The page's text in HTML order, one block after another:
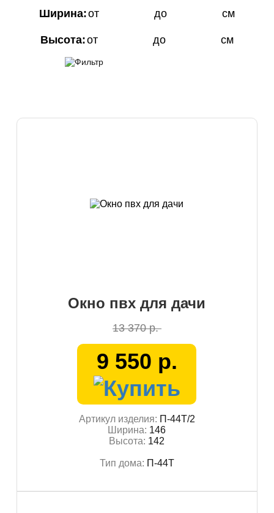
Ширина:от до см
Высота:от до см
Окно пвх для дачи
13 370 р.
9 550 р.
Артикул изделия: П-44Т/2
Ширина: 146
Высота: 142
Тип дома: П-44Т